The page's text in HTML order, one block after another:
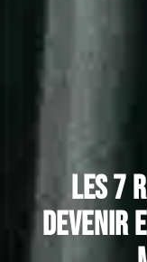
Les 7
devenir